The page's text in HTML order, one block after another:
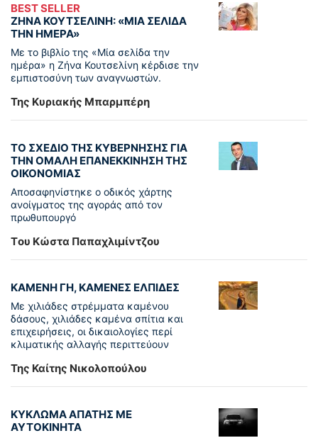
BEST SELLER
ΖΗΝΑ ΚΟΥΤΣΕΛΙΝΗ: «ΜΙΑ ΣΕΛΙΔΑ
ΤΗΝ ΗΜΕΡΑ»
Με το βιβλίο της «Μία σελίδα την
ημέρα» η Ζήνα Κουτσελίνη κέρδισε την
εμπιστοσύνη των αναγνωστών.
Της Κυριακής Μπαρμπέρη
ΤΟ ΣΧΕΔΙΟ ΤΗΣ ΚΥΒΕΡΝΗΣΗΣ ΓΙΑ
ΤΗΝ ΟΜΑΛΗ ΕΠΑΝΕΚΚΙΝΗΣΗ ΤΗΣ
ΟΙΚΟΝΟΜΙΑΣ
Αποσαφηνίστηκε ο οδικός χάρτης
ανοίγματος της αγοράς από τον
πρωθυπουργό
Tου Κώστα Παπαχλιμίντζου
ΚΑΜΕΝΗ ΓΗ, ΚΑΜΕΝΕΣ ΕΛΠΙΔΕΣ
Με χιλιάδες στρέμματα καμένου
δάσους, χιλιάδες καμένα σπίτια και
επιχειρήσεις, οι δικαιολογίες περί
κλιματικής αλλαγής περιττεύουν
Της Καίτης Νικολοπούλου
ΚΥΚΛΩΜΑ ΑΠΑΤΗΣ ΜΕ
ΑΥΤΟΚΙΝΗΤΑ